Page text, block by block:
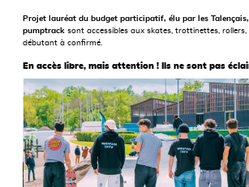
Projet lauréat du budget participatif, élu par les
pumptrack sont accessibles aux skates, trottinettes, rollers,
débutant à confirmé.
En accès libre, mais attention ! Ils ne sont pas